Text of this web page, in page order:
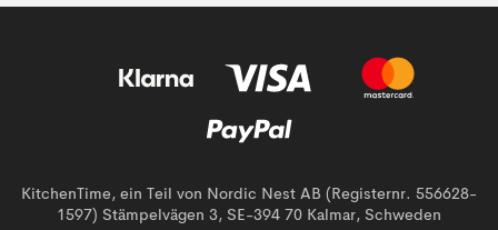
KitchenTime, ein Teil von Nordic Nest AB (Registernr. 556628-
1597) Stämpelvägen 3, SE-394 70 Kalmar, Schweden